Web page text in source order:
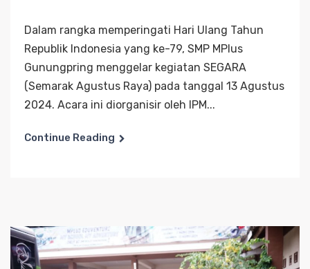
Dalam rangka memperingati Hari Ulang Tahun
Republik Indonesia yang ke-79, SMP MPlus
Gunungpring menggelar kegiatan SEGARA
(Semarak Agustus Raya) pada tanggal 13 Agustus
2024. Acara ini diorganisir oleh IPM...
Continue Reading